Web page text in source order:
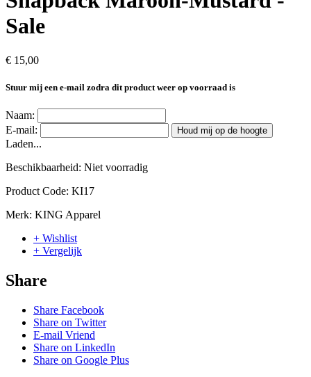
Sale
€ 15,00
Stuur mij een e-mail zodra dit product weer op voorraad is
Naam:
E-mail:
Houd mij op de hoogte
Laden...
Beschikbaarheid: Niet voorradig
Product Code: KI17
Merk: KING Apparel
+ Wishlist
+ Vergelijk
Share
Share Facebook
Share on Twitter
E-mail Vriend
Share on LinkedIn
Share on Google Plus